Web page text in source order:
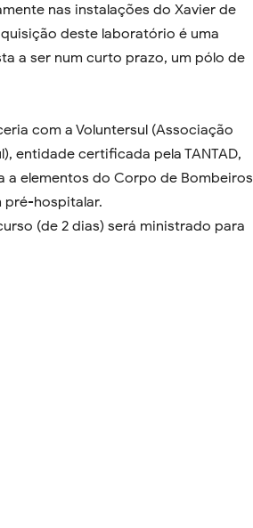
nas instalações do Xavier de
deste laboratório é uma
a ser num curto prazo, um pólo de
com a Voluntersul (Associação
entidade certificada pela TANTAD,
elementos do Corpo de Bombeiros
pré-hospitalar.
(de 2 dias) será ministrado para